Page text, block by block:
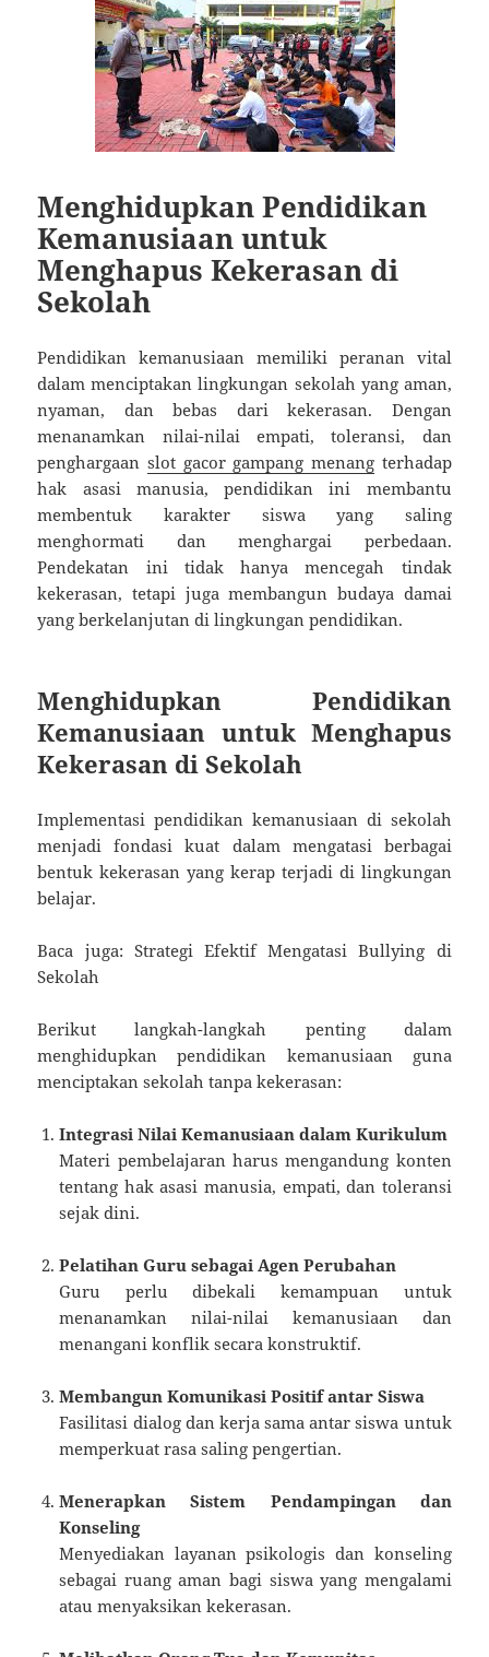
Menghidupkan Pendidikan
Kemanusiaan untuk
Menghapus Kekerasan di
Sekolah
Pendidikan kemanusiaan memiliki peranan vital
dalam menciptakan lingkungan sekolah yang aman,
nyaman, dan bebas dari kekerasan. Dengan
menanamkan nilai-nilai empati, toleransi, dan
penghargaanslot gacor gampang menangterhadap
hak asasi manusia, pendidikan ini membantu
membentuk karakter siswa yang saling
menghormati dan menghargai perbedaan.
Pendekatan ini tidak hanya mencegah tindak
kekerasan, tetapi juga membangun budaya damai
yang berkelanjutan di lingkungan pendidikan.
Menghidupkan Pendidikan
Kemanusiaan untuk Menghapus
Kekerasan di Sekolah
Implementasi pendidikan kemanusiaan di sekolah
menjadi fondasi kuat dalam mengatasi berbagai
bentuk kekerasan yang kerap terjadi di lingkungan
belajar.
Baca juga: Strategi Efektif Mengatasi Bullying di
Sekolah
Berikut langkah-langkah penting dalam
menghidupkan pendidikan kemanusiaan guna
menciptakan sekolah tanpa kekerasan:
Integrasi Nilai Kemanusiaan dalam Kurikulum
Materi pembelajaran harus mengandung konten
tentang hak asasi manusia, empati, dan toleransi
sejak dini.
Pelatihan Guru sebagai Agen Perubahan
Guru perlu dibekali kemampuan untuk
menanamkan nilai-nilai kemanusiaan dan
menangani konflik secara konstruktif.
Membangun Komunikasi Positif antar Siswa
Fasilitasi dialog dan kerja sama antar siswa untuk
memperkuat rasa saling pengertian.
Menerapkan Sistem Pendampingan dan
Konseling
Menyediakan layanan psikologis dan konseling
sebagai ruang aman bagi siswa yang mengalami
atau menyaksikan kekerasan.